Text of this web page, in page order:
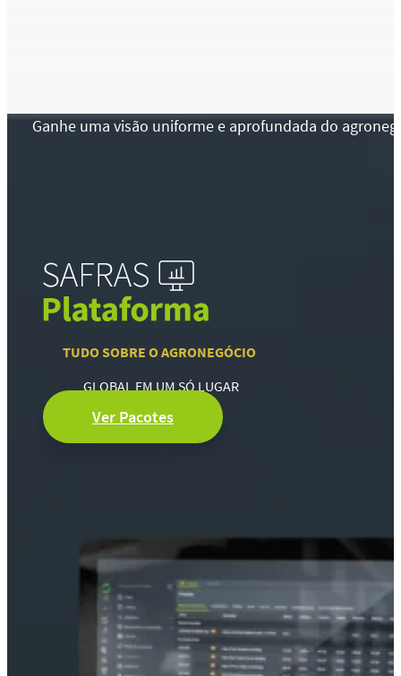
Ganhe uma visão uniforme e aprofundada do
TUDO SOBRE O AGRONEGÓCIO
GLOBAL EM UM SÓ LUGAR
Ver Pacotes